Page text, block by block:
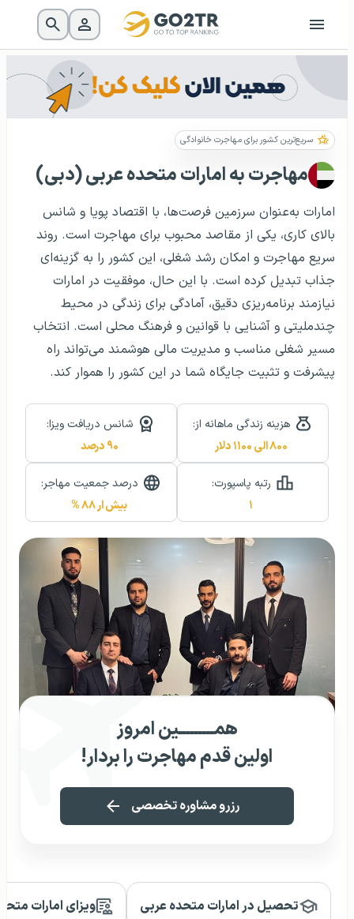
سریع‌ترین کشور برای مهاجرت خانوادگی
مهاجرت به امارات متحده عربی (دبی)
امارات به‌عنوان سرزمین فرصت‌ها، با اقتصاد پویا و شانس
بالای کاری، یکی از مقاصد محبوب برای مهاجرت است. روند
سریع مهاجرت و امکان رشد شغلی، این کشور را به گزینه‌ای
جذاب تبدیل کرده است. با این حال، موفقیت در امارات
نیازمند برنامه‌ریزی دقیق، آمادگی برای زندگی در محیط
چندملیتی و آشنایی با قوانین و فرهنگ محلی است. انتخاب
مسیر شغلی مناسب و مدیریت مالی هوشمند می‌تواند راه
پیشرفت و تثبیت جایگاه شما در این کشور را هموار کند.
هزینه زندگی ماهانه از:
۸۰۰ الی ۱۱۰۰ دلار
شانس دریافت ویزا:
۹۰ درصد
رتبه پاسپورت:
۱
درصد جمعیت مهاجر:
بیش ار ۸۸ %
همـــــــــین امروز
اولین قدم مهاجرت را بردار!
رزرو مشاوره تخصصی
تحصیل در امارات متحده عربی ویزای امارات